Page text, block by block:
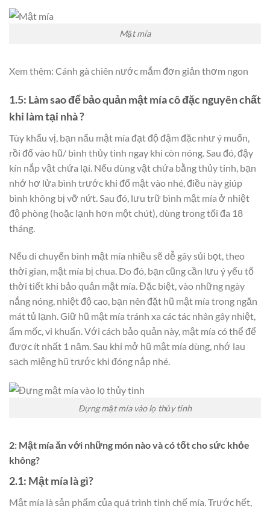
Mật mía
Xem thêm: Cánh gà chiên nước mắm đơn giản thơm ngon
1.5: Làm sao để bảo quản mật mía cô đặc nguyên chất
khi làm tại nhà ?
Tùy khẩu vị, bạn nấu mật mía đạt độ đậm đặc như ý muốn,
rồi đổ vào hũ/ bình thủy tinh ngay khi còn nóng. Sau đó, đậy
kín nắp vật chứa lại. Nếu dùng vật chứa bằng thủy tinh, bạn
nhớ hơ lửa bình trước khi đổ mật vào nhé, điều này giúp
bình không bị vỡ nứt. Sau đó, lưu trữ bình mật mía ở nhiệt
độ phòng (hoặc lạnh hơn một chút), dùng trong tối đa 18
tháng.
Nếu di chuyển bình mật mía nhiều sẽ dễ gây sủi bọt, theo
thời gian, mật mía bị chua. Do đó, bạn cũng cần lưu ý yếu tố
thời tiết khi bảo quản mật mía. Đặc biệt, vào những ngày
nắng nóng, nhiệt độ cao, bạn nên đặt hũ mật mía trong ngăn
mát tủ lạnh. Giữ hũ mật mía tránh xa các tác nhân gây nhiệt,
ẩm mốc, vi khuẩn. Với cách bảo quản này, mật mía có thể để
được ít nhất 1 năm. Sau khi mở hũ mật mía dùng, nhớ lau
sạch miệng hũ trước khi đóng nắp nhé.
Đựng mật mía vào lọ thủy tinh
2: Mật mía ăn với những món nào và có tốt cho sức khỏe
không?
2.1: Mật mía là gì?
Mật mía là sản phẩm của quá trình tinh chế mía. Trước hết,